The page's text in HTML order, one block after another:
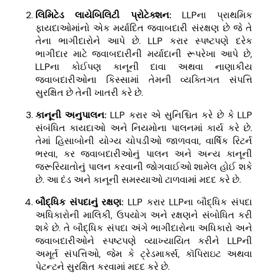
લિમિટેડ લાયેબિલિટી પ્રોટેક્શન: LLPના પ્રાથમિક
ફાયદાઓમાંનો એક મર્યાદિત જવાબદારી સંરક્ષણ છે જે તે
તેના ભાગીદારોને આપે છે. LLP કરાર સ્પષ્ટપણે દરેક
ભાગીદાર માટે જવાબદારીની મર્યાદાની રૂપરેખા આપે છે,
LLPના કોઈપણ કાનૂની દાવા અથવા નાણાકીય
જવાબદારીઓના કિસ્સામાં તેમની વ્યક્તિગત સંપત્તિ
સુરક્ષિત છે તેની ખાતરી કરે છે.
કાનૂની અનુપાલન: LLP કરાર એ સુનિશ્ચિત કરે છે કે LLP
સંબંધિત કાયદાઓ અને નિયમોના પાલનમાં કાર્ય કરે છે.
તેમાં હિસાબોની યોગ્ય ચોપડીઓ જાળવવા, વાર્ષિક રિટર્ન
ભરવા, કર જવાબદારીઓનું પાલન અને અન્ય કાનૂની
જરૂરિયાતોનું પાલન કરવાની જોગવાઈઓ શામેલ હોઈ શકે
છે. આ દંડ અને કાનૂની સમસ્યાઓ ટાળવામાં મદદ કરે છે.
બૌદ્ધિક સંપદાનું રક્ષણ: LLP કરાર LLPના બૌદ્ધિક સંપદા
અધિકારોની માલિકી, ઉપયોગ અને રક્ષણને સંબોધિત કરી
શકે છે. તે બૌદ્ધિક સંપદા અંગે ભાગીદારોના અધિકારો અને
જવાબદારીઓને સ્પષ્ટપણે વ્યાખ્યાયિત કરીને LLPની
અમૂર્ત સંપત્તિઓ, જેમ કે ટ્રેડમાર્ક્સ, કૉપિરાઇટ અથવા
પેટન્ટને સુરક્ષિત કરવામાં મદદ કરે છે.